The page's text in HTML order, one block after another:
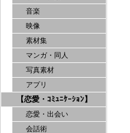
音楽
映像
素材集
マンガ・同人
写真素材
アプリ
【恋愛・ｺﾐｭﾆｹｰｼｮﾝ】
恋愛・出会い
会話術